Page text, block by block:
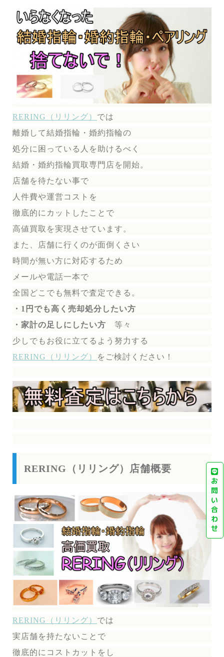
RERING（リリング） では
離婚して結婚指輪・婚約指輪の
処分に困っている人を助けるべく
結婚・婚約指輪買取専門店を開始。
店舗を待たない事で
人件費や運営コストを
徹底的にカットしたことで
高値買取を実現させています。
また、店舗に行くのが面倒くさい
時間が無い方に対応するため
メールや電話一本で
全国どこでも無料で査定できる。
・1円でも高く売却処分したい方
・家計の足しにしたい方 等々
少しでもお役に立てるよう努力する
RERING（リリング）
を ご検討ください！
RERING（リリング）店舗概要
RERING（リリング） では
実店舗を持たないことで
徹底的にコストカットをし
お
問
い
合
わ
せ